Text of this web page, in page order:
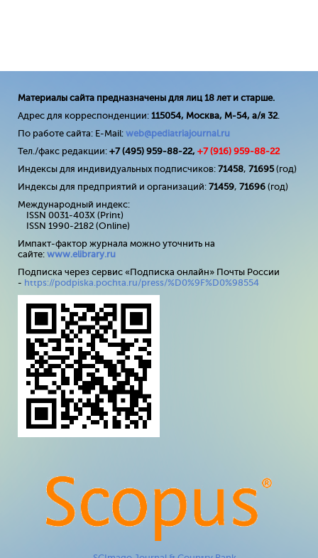
Материалы сайта предназначены для лиц 18 лет и старше.
Адрес для корреспонденции: 115054, Москва, М-54, а/я 32.
По работе сайта: E-Mail: web@pediatriajournal.ru
Тел./факс редакции: +7 (495) 959-88-22, +7 (916) 959-88-22
Индексы для индивидуальных подписчиков: 71458, 71695(год)
Индексы для предприятий и организаций: 71459, 71696 (год)
Международный индекс:
ISSN 0031-403X (Print)
ISSN 1990-2182 (Online)
Импакт-фактор журнала можно уточнить на
сайте: www.elibrary.ru
Подписка через сервис «Подписка онлайн» Почты России
- https://podpiska.pochta.ru/press/%D0%9F%D0%98554